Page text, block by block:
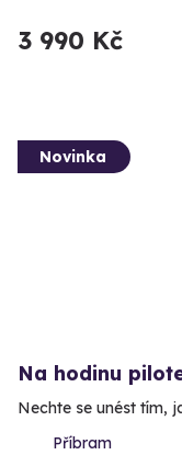
3 990 Kč
Novinka
Na hodinu
Nechte se unést tím,
Příbram